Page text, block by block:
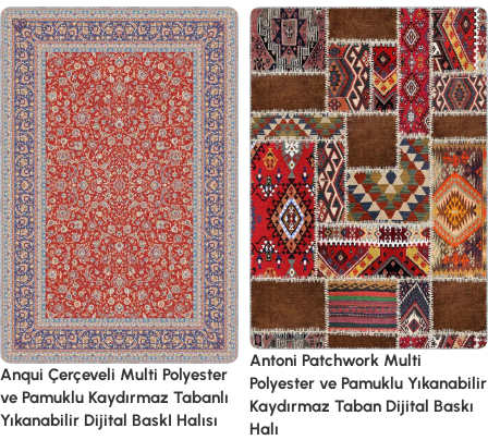
Anqui Çerçeveli Multi Polyester
ve Pamuklu Kaydırmaz Tabanlı
Yıkanabilir Dijital BaskI Halısı
Antoni Patchwork Multi
Polyester ve Pamuklu Yıkanabilir
Kaydırmaz Taban Dijital Baskı
Halı